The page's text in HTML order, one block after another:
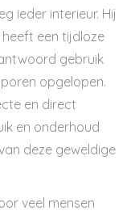
ieder interieur. Hij
heeft een tijdloze
gebruik
opgelopen.
en direct
en onderhoud
deze geweldige
veel mensen